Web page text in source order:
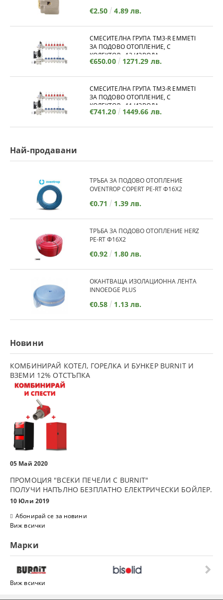
€2.50 4.89 лв.
СМЕСИТЕЛНА ГРУПА TM3-R EMMETI
ЗА ПОДОВО ОТОПЛЕНИЕ, С
КОЛЕКТОР - 12 ИЗВОДА
€650.00 1271.29 лв.
СМЕСИТЕЛНА ГРУПА TM3-R EMMETI
ЗА ПОДОВО ОТОПЛЕНИЕ, С
КОЛЕКТОР - 11 ИЗВОДА
€741.20 1449.66 лв.
Най-продавани
ТРЪБА ЗА ПОДОВО ОТОПЛЕНИЕ
OVENTROP COPERT PE-RT Ф16Х2
€0.71 1.39 лв.
ТРЪБА ЗА ПОДОВО ОТОПЛЕНИЕ HERZ
PE-RT Ф16Х2
€0.92 1.80 лв.
ОКАНТВАЩА ИЗОЛАЦИОННА ЛЕНТА
INNOEDGE PLUS
€0.58 1.13 лв.
Новини
КОМБИНИРАЙ КОТЕЛ, ГОРЕЛКА И БУНКЕР BURNIT И
ВЗЕМИ 12% ОТСТЪПКА
05 Май 2020
ПРОМОЦИЯ "ВСЕКИ ПЕЧЕЛИ С BURNIT"
ПОЛУЧИ НАПЪЛНО БЕЗПЛАТНО ЕЛЕКТРИЧЕСКИ БОЙЛЕР.
10 Юли 2019
Абонирай се за новини
Виж всички
Марки
Виж всички